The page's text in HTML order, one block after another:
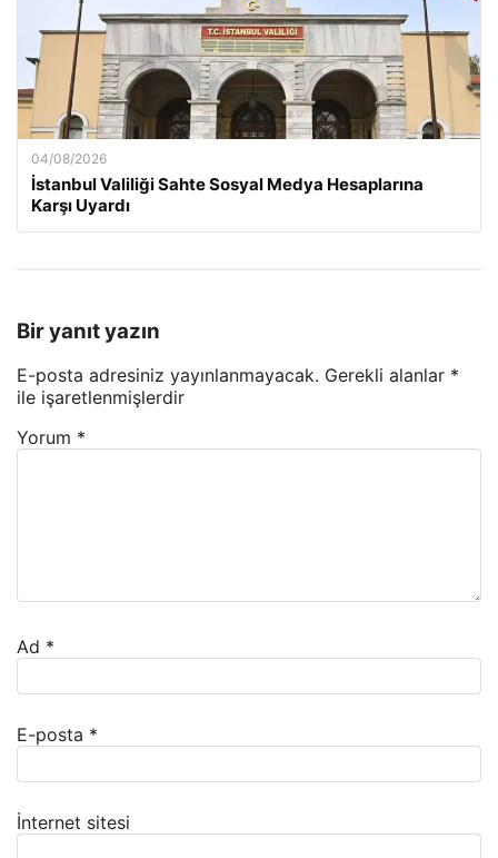
04/08/2026
İstanbul Valiliği Sahte Sosyal Medya Hesaplarına
Karşı Uyardı
Bir yanıt yazın
E-posta adresiniz yayınlanmayacak. Gerekli alanlar *
ile işaretlenmişlerdir
Yorum *
Ad *
E-posta *
İnternet sitesi